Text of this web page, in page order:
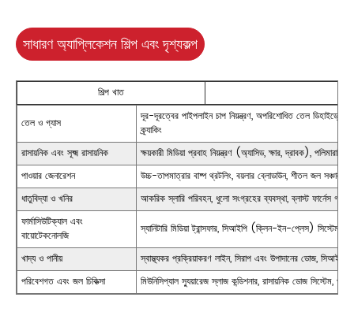
সাধারণ অ্যাপ্লিকেশন শিল্প এবং দৃশ্যকল্প
শিল্প খাত
তেল ও গ্যাস
দূর-দূরত্বের পাইপলাইন চাপ নিয়ন্ত্রণ, অপরিশোধিত তেল
ক্র্যাকিং
রাসায়নিক এবং সূক্ষ্ম রাসায়নিক
ক্ষয়কারী মিডিয়া প্রবাহ নিয়ন্ত্রণ (অ্যাসিড, ক্ষার, দ্রাবক),
পাওয়ার জেনারেশন
উচ্চ-তাপমাত্রার বাষ্প থ্রটলিং, বয়লার ব্লোডাউন, শীতল জল
ধাতুবিদ্যা ও খনির
আকরিক স্লারি পরিবহন, ধুলো সংগ্রহের ব্যবস্থা, ব্লাস্ট ফার্নেস গ্যাস
ফার্মাসিউটিক্যাল এবং
বায়োটেকনোলজি
স্যানিটারি মিডিয়া ট্রান্সফার, সিআইপি (ক্লিন-ইন-প্লেস) সিস্টেম,
খাদ্য ও পানীয়
স্বাস্থ্যকর প্রক্রিয়াকরণ লাইন, সিরাপ এবং উপাদানের ডোজ, সিআইপি
পরিবেশগত এবং জল চিকিত্সা
মিউনিসিপ্যাল ​​স্যুয়ারেজ স্লাজ কন্ডিশনার, রাসায়নিক ডোজ সিস্টেম,